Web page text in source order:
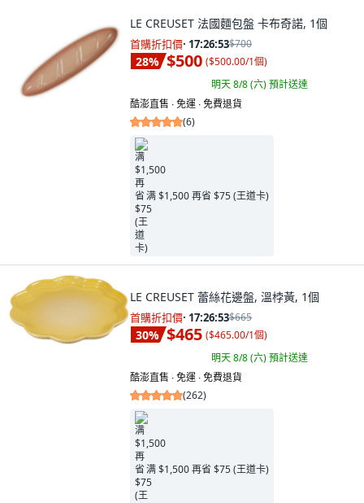
LE CREUSET 法國麵包盤 卡布奇諾, 1個
首購折扣價· 17:26:52$700
28% $500 ($500.00/1個)
明天 8/8 (六)預計送達
酷澎直售 ∙ 免運 ∙ 免費退貨
(6)
满 $1,500 再省 $75 (王道卡)
LE CREUSET 蕾絲花邊盤, 溫桲黃, 1個
首購折扣價· 17:26:52$665
30% $465 ($465.00/1個)
明天 8/8 (六)預計送達
酷澎直售 ∙ 免運 ∙ 免費退貨
(262)
满 $1,500 再省 $75 (王道卡)